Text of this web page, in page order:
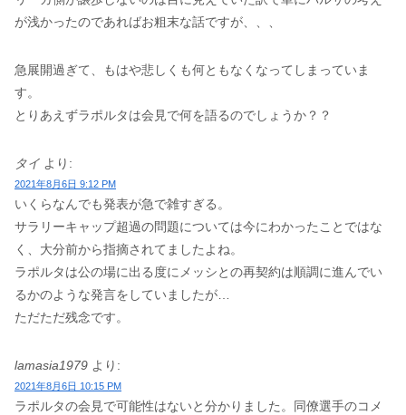
が浅かったのであればお粗末な話ですが、、、
急展開過ぎて、もはや悲しくも何ともなくなってしまっていま
す。
とりあえずラポルタは会見で何を語るのでしょうか？？
タイ より:
2021年8月6日 9:12 PM
いくらなんでも発表が急で雑すぎる。
サラリーキャップ超過の問題については今にわかったことではな
く、大分前から指摘されてましたよね。
ラポルタは公の場に出る度にメッシとの再契約は順調に進んでい
るかのような発言をしていましたが…
ただただ残念です。
lamasia1979 より:
2021年8月6日 10:15 PM
ラポルタの会見で可能性はないと分かりました。同僚選手のコメ